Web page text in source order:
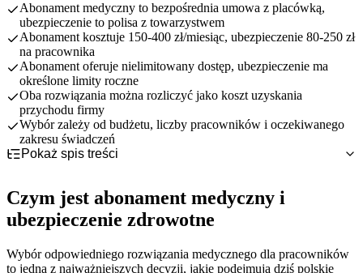
Abonament medyczny to bezpośrednia umowa z placówką,
ubezpieczenie to polisa z towarzystwem
Abonament kosztuje 150-400 zł/miesiąc, ubezpieczenie 80-250 zł
na pracownika
Abonament oferuje nielimitowany dostęp, ubezpieczenie ma
określone limity roczne
Oba rozwiązania można rozliczyć jako koszt uzyskania
przychodu firmy
Wybór zależy od budżetu, liczby pracowników i oczekiwanego
zakresu świadczeń
Pokaż spis treści
Ubezpieczenie zdrowotne - model działania i specyfika
Podstawowe podobieństwa obu rozwiązań
medycznym
Różnice w strukturze kosztów i rozliczeniach
Zakres świadczeń i dostępność specjalistów
Proces administracyjny i obsługa pracowników
Szczegółowe porównanie abonamentu i ubezpieczenia
medycznego
Porównanie jakości i dostępności świadczeń
Signal Iduna - charakterystyka oferty
Jak wybrać najlepsze rozwiązanie dla swojej firmy
Czym jest abonament medyczny i
ubezpieczenie zdrowotne
Wybór odpowiedniego rozwiązania medycznego dla pracowników
to jedna z najważniejszych decyzji, jakie podejmują dziś polskie